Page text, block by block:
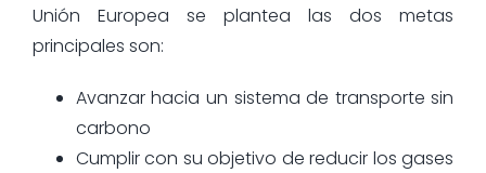
Unión Europea se plantea las dos metas
principales son:
Avanzar hacia un sistema de transporte sin
carbono
Cumplir con su objetivo de reducir los gases